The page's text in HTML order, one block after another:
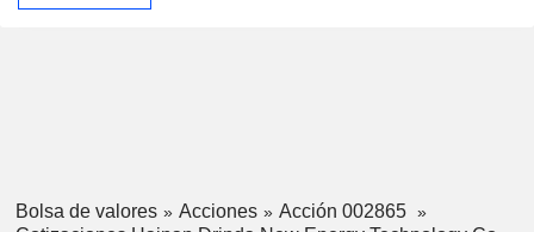
Bolsa de valores Acciones
Acción 002865